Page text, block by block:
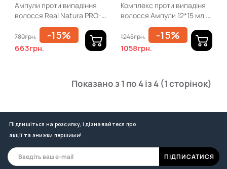
Ампули проти випадіння
волосся Real Natura PRO-
KEDA FORTE 6*15 мл
780грн. -15%
663грн.
Комплекс проти випадіня
волосся Ампули 12*15 мл +
шампунь 100 мл Real
Natura PRO-KEDA FORTE
12*15 мл+ CHAMPÔ 100 мл
1245грн. -15%
1058грн.
Показано з 1 по 4 із 4 (1 сторінок)
Підпишіться на розсилку, і дізнавайтеся про
акції та знижки першими!
ПІДПИСАТИСЯ